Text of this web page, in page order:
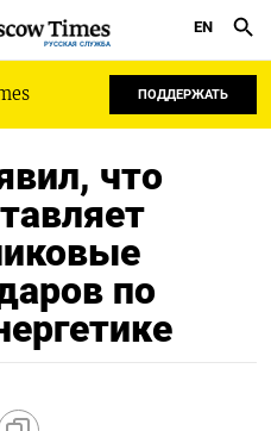
РУССКАЯ СЛУЖБА
EN
ПОДДЕРЖАТЬ
что
по